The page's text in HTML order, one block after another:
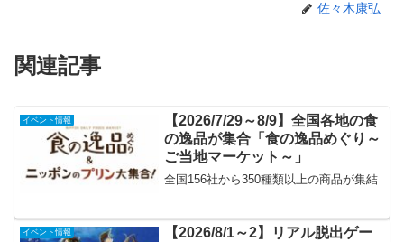
佐々木康弘
関連記事
イベント情報
【2026/7/29～8/9】全国各地の食
の逸品が集合「食の逸品めぐり～
ご当地マーケット～」
全国156社から350種類以上の商品が集結
イベント情報
【2026/8/1～2】リアル脱出ゲー